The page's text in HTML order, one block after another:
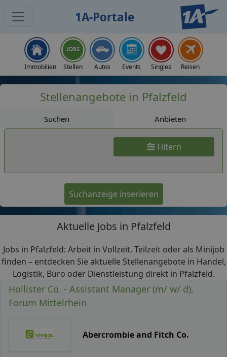
1A-Portale
Immobilien Stellen Autos Events Singles Reisen
Stellenangebote in Pfalzfeld
Suchen Anbieten
Filtern
Suchanzeige inserieren
Aktuelle Jobs in Pfalzfeld
Jobs in Pfalzfeld: Arbeit in Vollzeit, Teilzeit oder als Minijob
finden – entdecken Sie aktuelle Stellenangebote in Handel,
Logistik, Büro oder Dienstleistung direkt in Pfalzfeld.
Hollister Co. - Assistant Manager (m/ w/ d),
Forum Mittelrhein
Abercrombie and Fitch Co.